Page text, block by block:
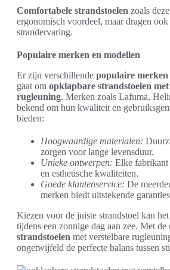
Comfortabele strandstoelen zoals
ergonomisch voordeel, maar dragen
strandervaring.
Populaire merken en modellen
Er zijn verschillende populaire merken
gaat om opklapbare strandstoelen
rugleuning. Merken zoals Lafuma,
bekend om hun kwaliteit en
bieden:
Hoogwaardige materialen:
zorgen voor lange levensduur.
Unieke ontwerpen: Elke
en esthetische kwaliteiten.
Goede klantenservice: De
merken biedt uitstekende
Kiezen voor de juiste strandstoel kan
tijdens een zonnige dag aan zee. Met de
strandstoelen met verstelbare
ongetwijfeld de perfecte balans tussen